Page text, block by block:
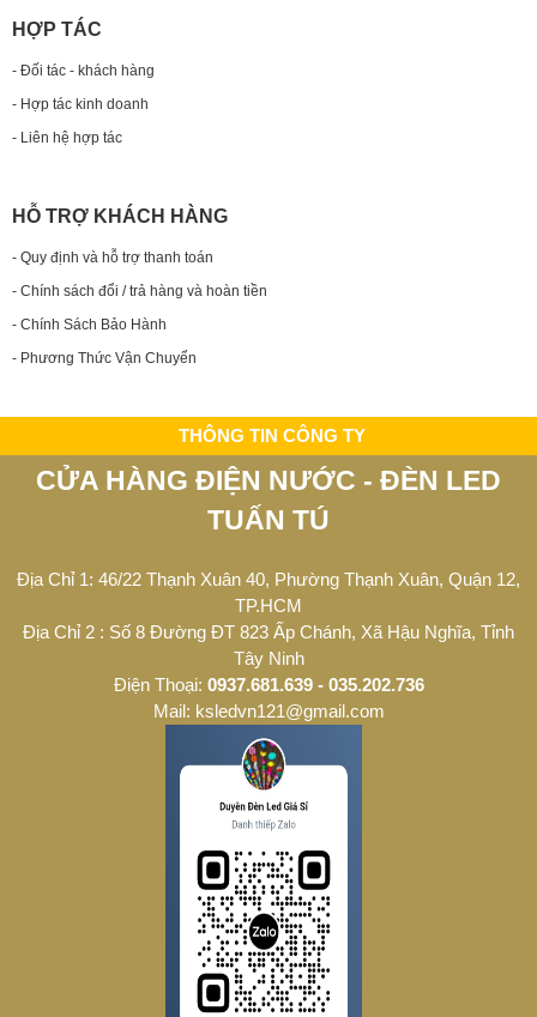
HỢP TÁC
- Đối tác - khách hàng
- Hợp tác kinh doanh
- Liên hệ hợp tác
HỖ TRỢ KHÁCH HÀNG
- Quy định và hỗ trợ thanh toán
- Chính sách đổi / trả hàng và hoàn tiền
- Chính Sách Bảo Hành
- Phương Thức Vận Chuyển
THÔNG TIN CÔNG TY
CỬA HÀNG ĐIỆN NƯỚC - ĐÈN LED
TUẤN TÚ
Địa Chỉ 1: 46/22 Thạnh Xuân 40, Phường Thạnh Xuân, Quận 12,
TP.HCM
Địa Chỉ 2 : Số 8 Đường ĐT 823 Ấp Chánh, Xã Hậu Nghĩa, Tỉnh
Tây Ninh
Điện Thoại: 0937.681.639 - 035.202.736
Mail: ksledvn121@gmail.com